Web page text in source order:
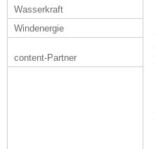
Wasserkraft
Windenergie
content-Partner